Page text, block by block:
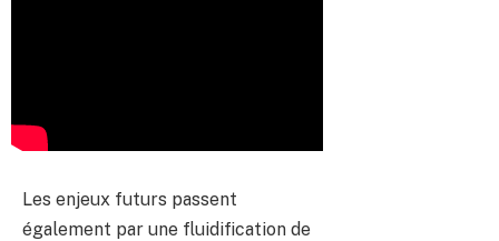
Les enjeux futurs passent
également par une fluidification de